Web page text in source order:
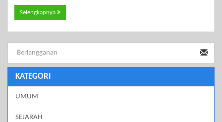
Selengkapnya
KATEGORI
UMUM
SEJARAH